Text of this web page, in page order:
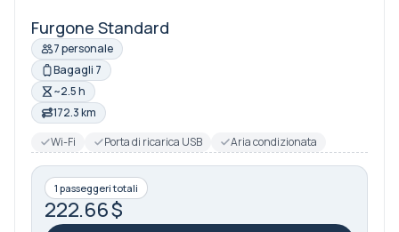
Furgone Standard
7 personale
Bagagli 7
~2.5 h
172.3 km
Wi-Fi
Porta di ricarica USB Aria condizionata
1 passeggeri totali
222.66 $